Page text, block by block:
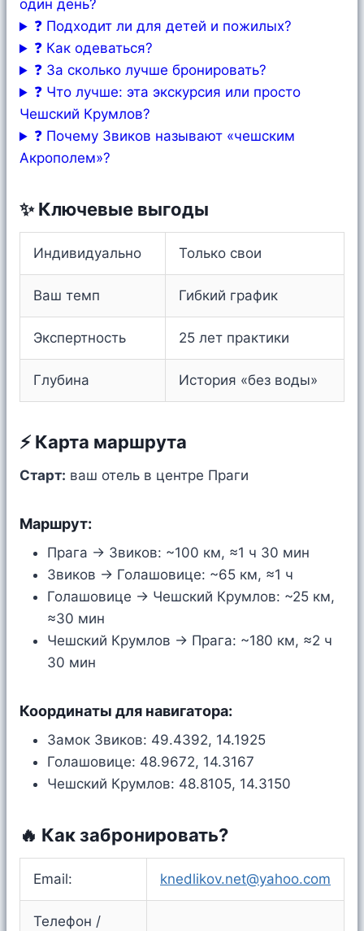
один день?
❓ Подходит ли для детей и пожилых?
❓ Как одеваться?
❓ За сколько лучше бронировать?
❓ Что лучше: эта экскурсия или просто
Чешский Крумлов?
❓ Почему Звиков называют «чешским
Акрополем»?
✨ Ключевые выгоды
Индивидуально Только свои
Ваш темп Гибкий график
Экспертность 25 лет практики
Глубина История «без воды»
⚡ Карта маршрута
Старт: ваш отель в центре Праги
Маршрут:
Прага → Звиков: ~100 км, ≈1 ч 30 мин
Звиков → Голашовице: ~65 км, ≈1 ч
Голашовице → Чешский Крумлов: ~25 км,
≈30 мин
Чешский Крумлов → Прага: ~180 км, ≈2 ч
30 мин
Координаты для навигатора:
Замок Звиков: 49.4392, 14.1925
Голашовице: 48.9672, 14.3167
Чешский Крумлов: 48.8105, 14.3150
🔥 Как забронировать?
Email: knedlikov.net@yahoo.com
Телефон /